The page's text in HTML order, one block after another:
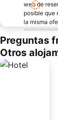
web de
posible que
la misma
Preguntas
Otros